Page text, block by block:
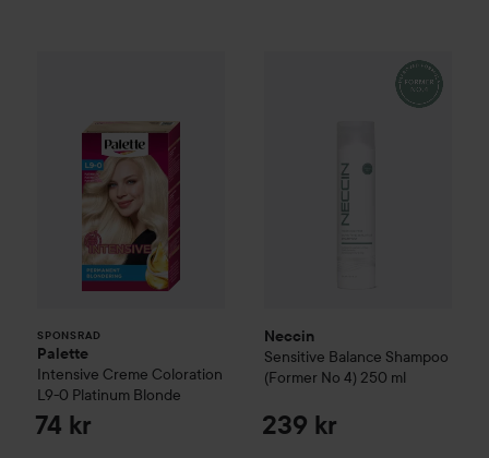
SPONSRAD
Palette
Intensive Creme Coloration
L9-0 Platinum Blonde
74 kr
L9-0 Platinum
Neccin
Sensitive Balance Shampoo
(Former No 4) 250 ml
239 kr
Sensitive Balance